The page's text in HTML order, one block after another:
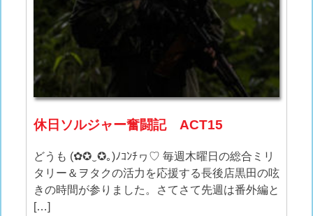
休日ソルジャー奮闘記 ACT15
どうも (✿✪‿✪｡)ﾉｺﾝﾁヮ♡ 毎週木曜日の総合ミリ
タリー＆ヲタクの活力を応援する長後店黒田の呟
きの時間が参りました。さてさて先週は番外編と
[…]